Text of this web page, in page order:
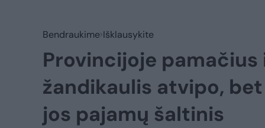
Bendraukime Išklausykite
Provincijoje
žandikaulis atvipo,
jos pajamų šaltinis